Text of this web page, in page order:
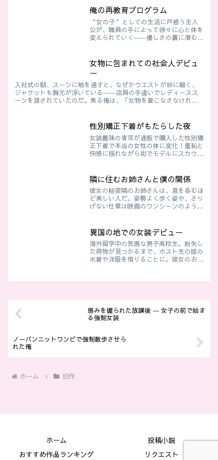
俺の再教育プログラム
“女の子”としての生活に戸惑う主人
公が、職員の手によって徐々に心と体を
変えられていく――優しさの裏に潜む支
我の恐怖を描いた強制女装ストーリー
女物に包まれての社会人デビュ
ー
入社式の朝、スーツに袖を通すと、なぜかウエストが妙に細く、
ジャケットも胸元が浮いている――店員の手違いでレディースス
ーツを渡されていたのだ。焦る俺は、「女物を着こなさなけれ
性別矯正下着がもたらした夜
女装趣味の青年が通販で購入した性別矯
正下着で本当の女性の体に変化！羞恥と
快感に揺れながら街でモデルにスカウト
開！
隣に住むお姉さんと僕の関係
彼女の秘密隣のお姉さんは、息を呑むほ
ど美しい人だ。姿勢よく歩く姿や、さり
げない仕草は映画のワンシーンのようだ
高鳴り、頬が熱くなるのを抑えられな
い。ある日、廊下ですれ違っ...
異国の地での女装デビュー
海外留学中の気弱な男子高校生。紛失し
た荷物が見つかるまで、ホスト先の娘の
水着や洋服を借りることに。彼女のお古
弱みを握られた放課後 ― 女子の前で始ま
る強制女装
ノーパンニットワンピで強制散歩させら
れた俺
ホーム 旧作
ホーム
投稿小説
おすすめ作品ランキング
リクエスト